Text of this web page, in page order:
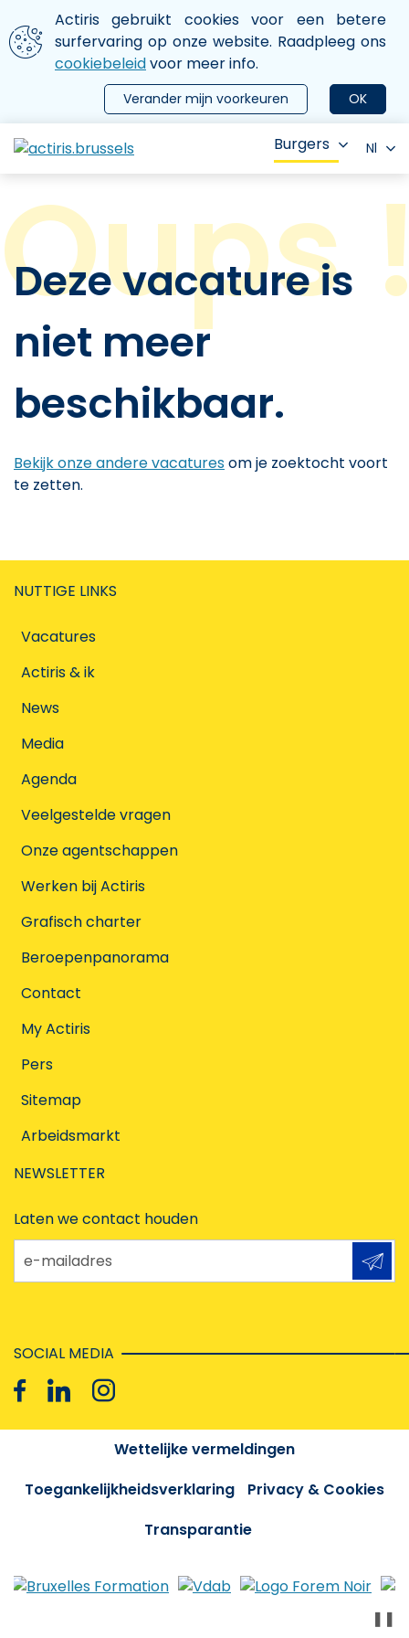
Aller au contenu principal
We gebruiken cookies
Actiris gebruikt cookies voor een betere
surfervaring op onze website. Raadpleeg ons
cookiebeleidvoor meer info.
OK
Verander mijn voorkeuren
le menu
Burgers Nl
Deze vacature is
niet meer
beschikbaar.
Bekijk onze andere vacaturesom je zoektocht voort
te zetten.
NUTTIGE LINKS
Vacatures
Actiris & ik
News
Media
Agenda
Veelgestelde vragen
Onze agentschappen
Werken bij Actiris
Grafisch charter
Beroepenpanorama
Contact
My Actiris
Pers
Sitemap
Arbeidsmarkt
NEWSLETTER
Laten we contact houden
e-mailadres
SOCIAL MEDIA
Wettelijke vermeldingen
Toegankelijkheidsverklaring
Privacy & Cookies
Transparantie
❚❚